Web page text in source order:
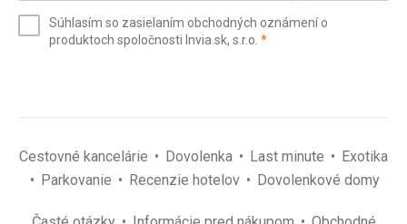
(povinné)
Súhlasím so zasielaním obchodných oznámení o
produktoch spoločnosti Invia.sk, s.r.o. *(povinné)
Cestovné kancelárie Dovolenka Last minute
Exotika
Parkovanie
Recenzie hotelov Dovolenkové domy